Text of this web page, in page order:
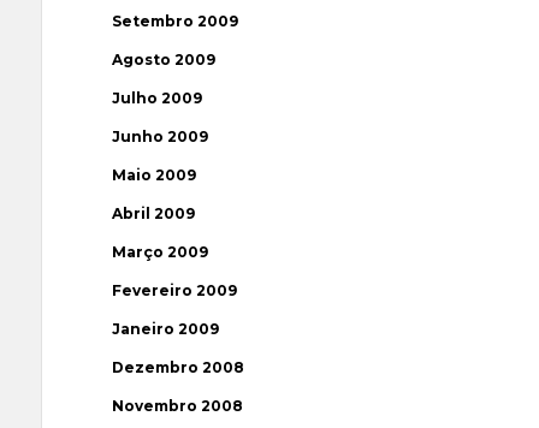
Setembro 2009
Agosto 2009
Julho 2009
Junho 2009
Maio 2009
Abril 2009
Março 2009
Fevereiro 2009
Janeiro 2009
Dezembro 2008
Novembro 2008